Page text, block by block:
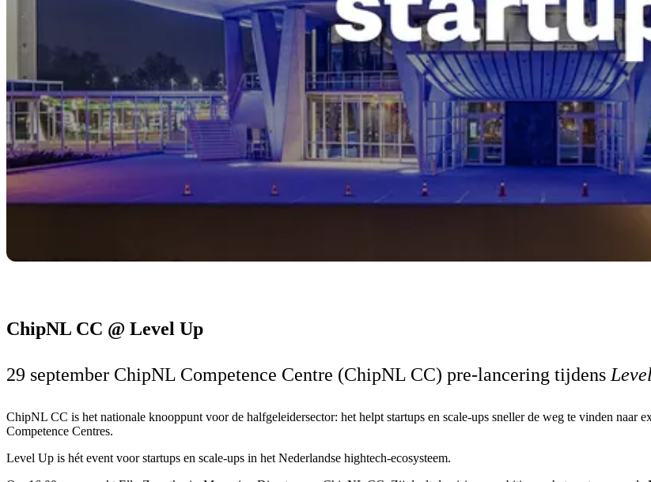
ChipNL CC @ Level Up
29 september ChipNL Competence Centre (ChipNL CC) pre-lancering tijdens
ChipNL CC is het nationale knooppunt voor de halfgeleidersector: het helpt startups en scale-ups sneller de weg te vinden naar
Competence Centres.
Level Up is hét event voor startups en scale-ups in het Nederlandse hightech-ecosysteem.